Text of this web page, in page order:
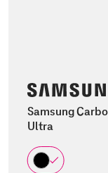
Samsung
Ultra